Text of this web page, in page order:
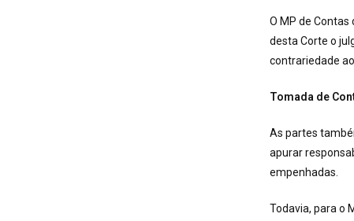
O MP de
desta Corte o
contrariedade
Tomada de
As partes
apurar
empenhadas.
Todavia, para o